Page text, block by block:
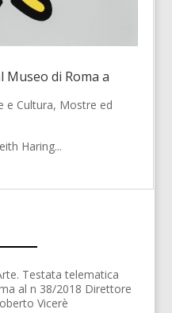
di Roma a
e Cultura, Mostre ed
Haring...
Testata telematica
al n 38/2018 Direttore
Vicerè